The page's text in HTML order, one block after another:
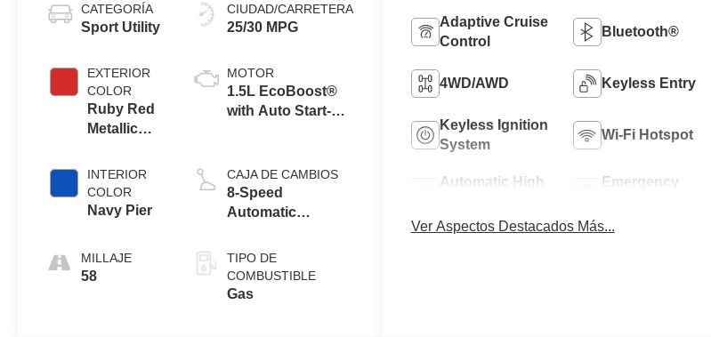
CATEGORÍA
Sport Utility
EXTERIOR
COLOR
Ruby Red
Metallic
Clearcoat
INTERIOR
COLOR
Navy Pier
MILLAJE
58
CIUDAD/CARRETERA
25/30 MPG
MOTOR
1.5L EcoBoost®
with Auto Start-
CAJA DE CAMBIOS
8-Speed
Automatic
TIPO DE
COMBUSTIBLE
Gas
Adaptive Cruise
Control
Bluetooth®
4WD/AWD Keyless Entry
Keyless Ignition
System
Wi-Fi Hotspot
Automatic High
Emergency
Ver Aspectos Destacados Más...